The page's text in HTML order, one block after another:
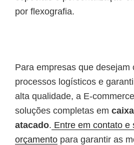
por flexografia.
Para empresas que desejam
processos logísticos e
alta qualidade, a E-
soluções completas em
atacado. Entre em contato e
orçamento para garantir as